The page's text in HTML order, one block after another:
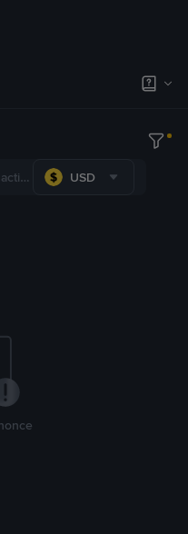
USD